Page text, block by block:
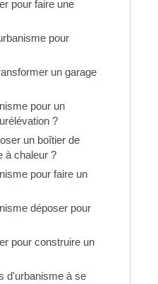
pour faire une
pour
un garage
pour un
?
un boîtier de
à chaleur ?
pour faire un
déposer pour
pour construire un
d'urbanisme à se